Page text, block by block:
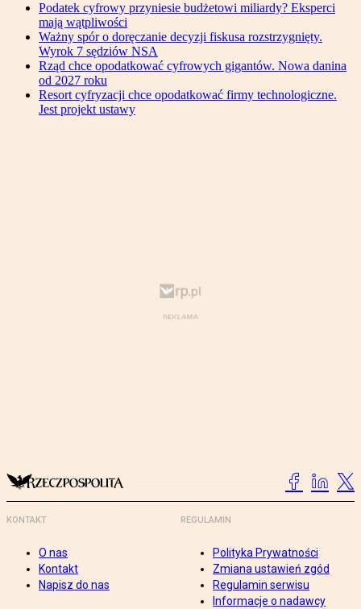
Podatek cyfrowy przyniesie budżetowi miliardy? Eksperci
mają wątpliwości
Ważny spór o doręczanie decyzji fiskusa rozstrzygnięty.
Wyrok 7 sędziów NSA
Rząd chce opodatkować cyfrowych gigantów. Nowa danina
od 2027 roku
Resort cyfryzacji chce opodatkować firmy technologiczne.
Jest projekt ustawy
KONTAKT
O nas
Kontakt
Napisz do nas
REGULAMIN
Polityka Prywatności
Zmiana ustawień zgód
Regulamin serwisu
Informacje o nadawcy